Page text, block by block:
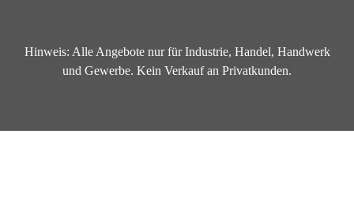
Hinweis: Alle Angebote nur für Industrie, Handel, Handwerk
und Gewerbe. Kein Verkauf an Privatkunden.